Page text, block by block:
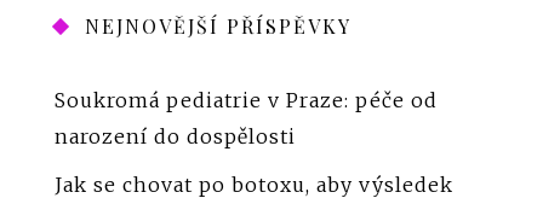
NEJNOVĚJŠÍ PŘÍSPĚVKY
Soukromá pediatrie v Praze: péče od
narození do dospělosti
Jak se chovat po botoxu, aby výsledek